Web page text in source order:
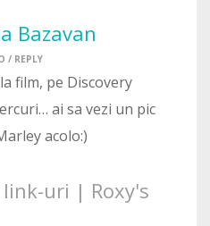
Bazavan
/ REPLY
film, pe Discovery
ai sa vezi un pic
acolo:)
link-uri | Roxy's